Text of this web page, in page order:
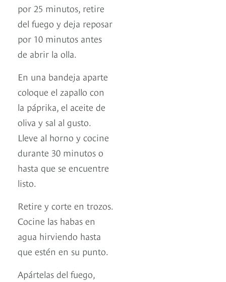
por 25 minutos, retire
del fuego y deja reposar
por 10 minutos antes
de abrir la olla.
En una bandeja aparte
coloque el zapallo con
la páprika, el aceite de
oliva y sal al gusto.
Lleve al horno y cocine
durante 30 minutos o
hasta que se encuentre
listo.
Retire y corte en trozos.
Cocine las habas en
agua hirviendo hasta
que estén en su punto.
Apártelas del fuego,